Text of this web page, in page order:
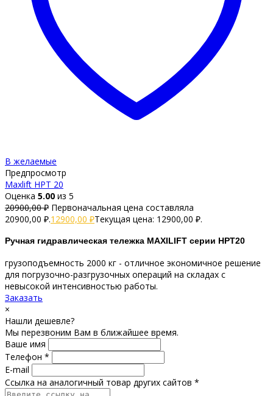
В желаемые
Предпросмотр
Maxlift HPT 20
Оценка 5.00 из 5
20900,00₽ Первоначальная цена составляла
20900,00 ₽.12900,00 ₽Текущая цена: 12900,00 ₽.
Ручная гидравлическая тележка MAXILIFT серии HPT20
грузоподъемность 2000 кг - отличное экономичное решение
для погрузочно-разгрузочных операций на складах с
невысокой интенсивностью работы.
Заказать
×
Нашли дешевле?
Мы перезвоним Вам в ближайшее время.
Ваше имя
Телефон *
E-mail
Ссылка на аналогичный товар других сайтов *